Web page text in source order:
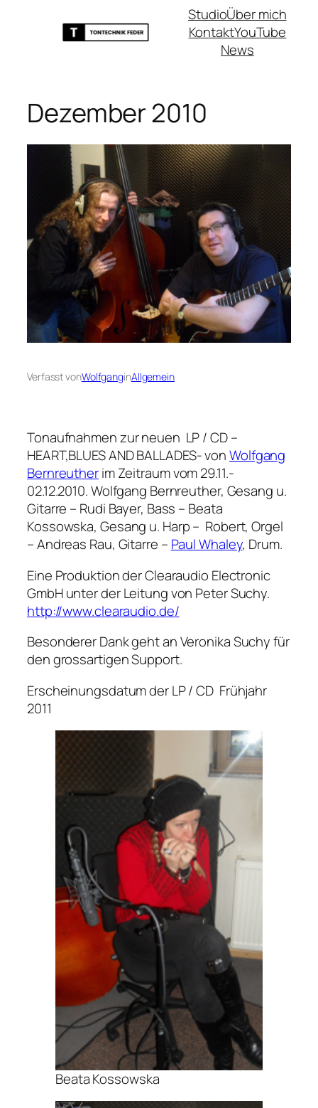
StudioÜber mich
KontaktYouTube
News
Dezember 2010
Verfasst vonWolfganginAllgemein
Tonaufnahmen zur neuen LP / CD –
HEART,BLUES AND BALLADES- vonWolfgang
Bernreutherim Zeitraum vom 29.11.-
02.12.2010. Wolfgang Bernreuther, Gesang u.
Gitarre – Rudi Bayer, Bass – Beata
Kossowska, Gesang u. Harp – Robert, Orgel
– Andreas Rau, Gitarre – Paul Whaley, Drum.
Eine Produktion der Clearaudio Electronic
GmbH unter der Leitung von Peter Suchy.
http://www.clearaudio.de/
Besonderer Dank geht an Veronika Suchy für
den grossartigen Support.
Erscheinungsdatum der LP / CD Frühjahr
2011
Beata Kossowska